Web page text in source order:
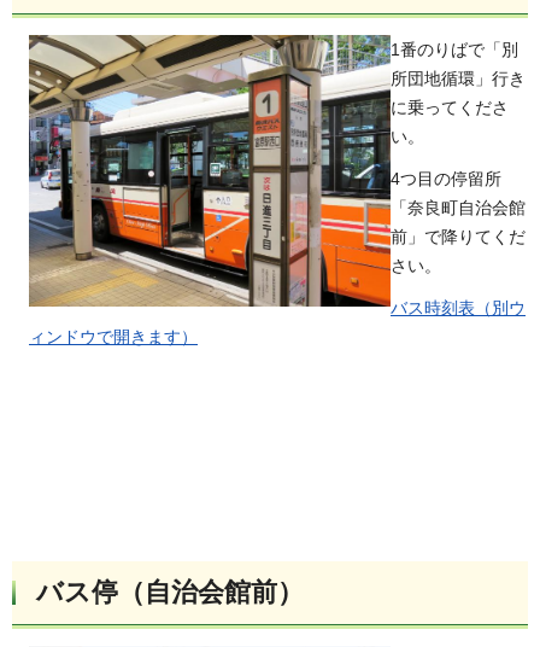
1番のりばで「別
所団地循環」行き
に乗ってくださ
い。
4つ目の停留所
「奈良町自治会館
前」で降りてくだ
さい。
バス時刻表（別ウ
ィンドウで開きます）
バス停（自治会館前）